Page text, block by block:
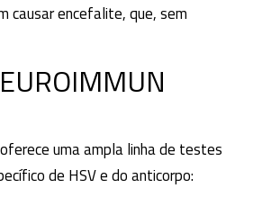
causar encefalite, que, sem
uma ampla linha de testes
de HSV e do anticorpo: